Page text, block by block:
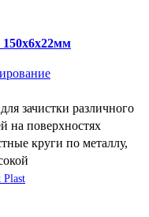
зачистки различного
на поверхностях
круги по металлу,
Plast